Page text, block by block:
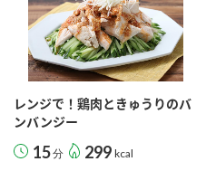
レンジで！鶏肉ときゅうりのバ
ンバンジー
15分 299 kcal